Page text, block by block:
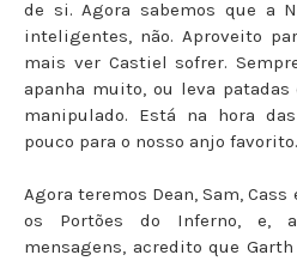
de si. Agora sabemos que a
inteligentes, não. Aproveito
mais ver Castiel sofrer.
apanha muito, ou leva
manipulado. Está na hora
pouco para o nosso anjo favorito.
Agora teremos Dean, Sam,
os Portões do Inferno, e,
mensagens, acredito que